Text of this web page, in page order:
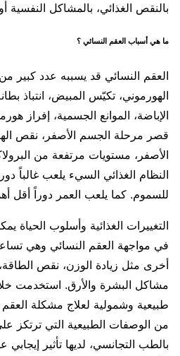
بالنقص الغذائي، بالمشاكل النفسية
ما هي أسباب العقم النسائي ؟
العقم النسائي قد يسببه عدد كبير
الهورموني، تكيّس المبيض، انتباذ
الإباضة، الموانع الجسمية، إفراز
قصر مرحلة الجسم الأصفر، نقص
الأصفر، مستويات مرتفعة من
النظام الغذائي السيء يلعب غالباً
للسموم. كما يلعب العمر دوراً أقل
التغييرات الغذائية وأسلوب الحياة
في مواجهة العقم النسائي وهي
أخرى مثل زيادة الوزن، نقص
مشاكل البشرة والأرق. استخدمت
طبيعية وشمولية لعلاج مشكلة العقم
من الوصفات الطبيعية التي ترتكز
بالطب التجانسي، لديها تأثير